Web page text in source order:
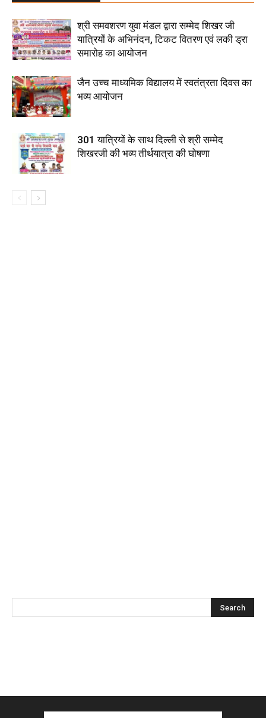
श्री समवशरण युवा मंडल द्वारा सम्मेद शिखर जी
यात्रियों के अभिनंदन, टिकट वितरण एवं लकी ड्रा
समारोह का आयोजन
जैन उच्च माध्यमिक विद्यालय में स्वतंत्रता दिवस का
भव्य आयोजन
301 यात्रियों के साथ दिल्ली से श्री सम्मेद
शिखरजी की भव्य तीर्थयात्रा की घोषणा